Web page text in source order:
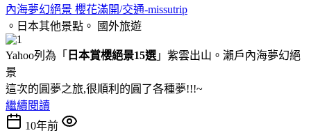
內海夢幻絕景 櫻花滿開/交通-missutrip
。日本其他景點。
國外旅遊
Yahoo列為「 日本賞櫻絕景15選 」紫雲出山。瀨戶內海夢幻絕
景
這次的圓夢之旅,很順利的圓了各種夢!!!~
繼續閱讀
10年前